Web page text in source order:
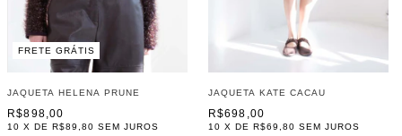
FRETE GRÁTIS
JAQUETA HELENA PRUNE
R$898,00
10 X DER$89,80 SEM JUROS
JAQUETA KATE CACAU
R$698,00
10 X DE R$69,80 SEM JUROS